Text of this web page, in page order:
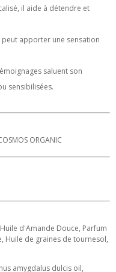
il aide à détendre et
apporter une sensation
saluent son
sensibilisées.
ORGANIC
d'Amande Douce, Parfum
Huile de graines de tournesol,
amygdalus dulcis oil,